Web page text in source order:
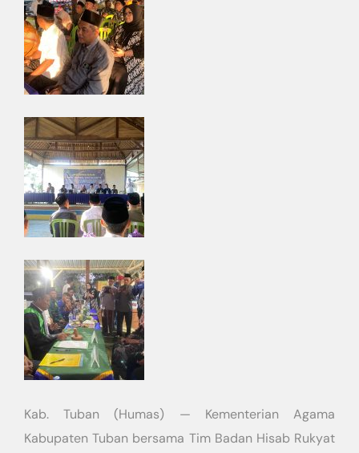
Kab. Tuban (Humas) — Kementerian Agama
Kabupaten Tuban bersama Tim Badan Hisab Rukyat